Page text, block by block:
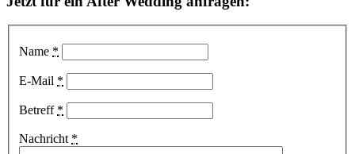
Name *
E-Mail *
Betreff *
Nachricht *